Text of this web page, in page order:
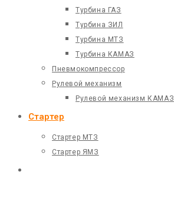
Турбина ГАЗ
Турбина ЗИЛ
Турбина МТЗ
Турбина КАМАЗ
Пневмокомпрессор
Рулевой механизм
Рулевой механизм КАМАЗ
Стартер
Стартер МТЗ
Стартер ЯМЗ